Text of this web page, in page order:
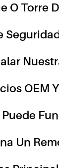
O Torre
OEM
Un